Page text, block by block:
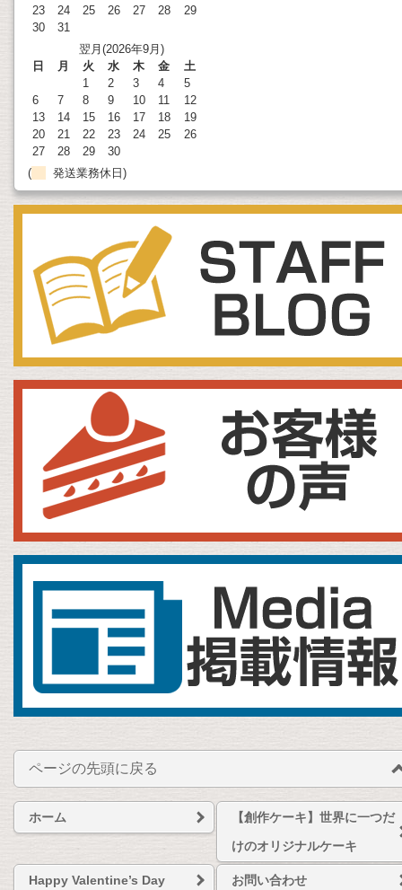
23
24 25 26 27 28
29
30
31
翌月(2026年9月)
日
月 火 水 木 金
土
1
2 3 4
5
6
7 8 9 10 11
12
13
14 15 16 17 18
19
20
21 22 23 24 25
26
27
28 29
30
(
発送業務休日)
ページの先頭に戻る
ホーム
【創作ケーキ】世界に一つだ
けのオリジナルケーキ
Happy Valentine’s Day お問い合わせ